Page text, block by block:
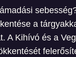
a
A Kihívó és a